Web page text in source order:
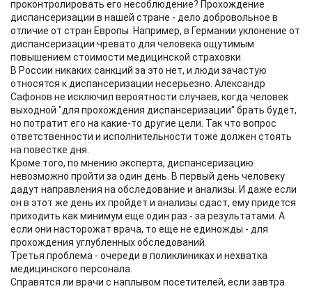
проконтролировать его несоблюдение? Прохождение
диспансеризации в нашей стране - дело добровольное в
отличие от стран Европы. Например, в Германии уклонение от
диспансеризации чревато для человека ощутимым
повышением стоимости медицинской страховки.
В России никаких санкций за это нет, и люди зачастую
относятся к диспансеризации несерьезно. Александр
Сафонов не исключил вероятности случаев, когда человек
выходной "для прохождения диспансеризации" брать будет,
но потратит его на какие-то другие цели. Так что вопрос
ответственности и исполнительности тоже должен стоять
на повестке дня.
Кроме того, по мнению эксперта, диспансеризацию
невозможно пройти за один день. В первый день человеку
дадут направления на обследование и анализы. И даже если
он в этот же день их пройдет и анализы сдаст, ему придется
приходить как минимум еще один раз - за результатами. А
если они насторожат врача, то еще не единожды - для
прохождения углубленных обследований.
Третья проблема - очереди в поликлиниках и нехватка
медицинского персонала.
Справятся ли врачи с наплывом посетителей, если завтра